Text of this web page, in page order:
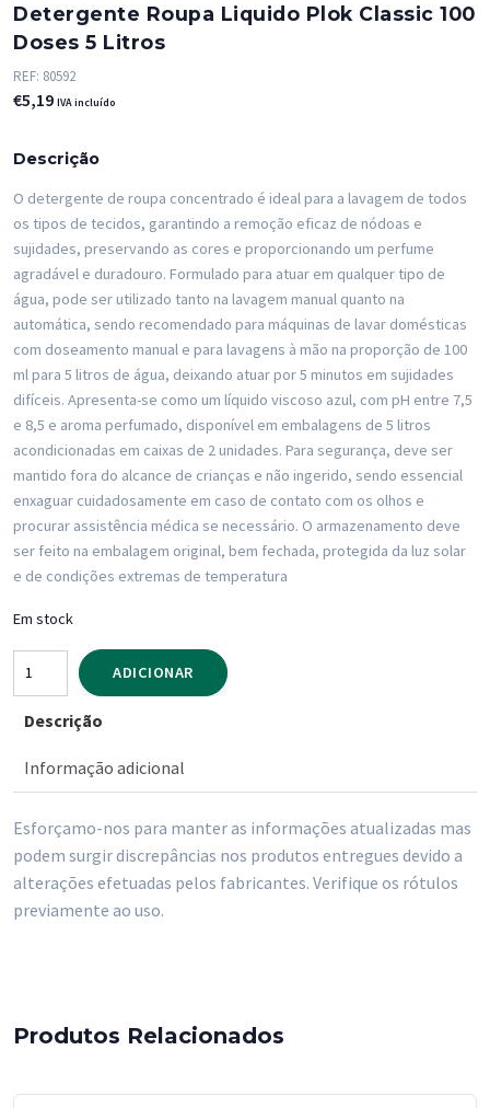
Detergente Roupa Liquido Plok Classic 100
Doses 5 Litros
REF: 80592
€5,19 IVA incluído
Descrição
O detergente de roupa concentrado é ideal para a lavagem de todos
os tipos de tecidos, garantindo a remoção eficaz de nódoas e
sujidades, preservando as cores e proporcionando um perfume
agradável e duradouro. Formulado para atuar em qualquer tipo de
água, pode ser utilizado tanto na lavagem manual quanto na
automática, sendo recomendado para máquinas de lavar domésticas
com doseamento manual e para lavagens à mão na proporção de 100
ml para 5 litros de água, deixando atuar por 5 minutos em sujidades
difíceis. Apresenta-se como um líquido viscoso azul, com pH entre 7,5
e 8,5 e aroma perfumado, disponível em embalagens de 5 litros
acondicionadas em caixas de 2 unidades. Para segurança, deve ser
mantido fora do alcance de crianças e não ingerido, sendo essencial
enxaguar cuidadosamente em caso de contato com os olhos e
procurar assistência médica se necessário. O armazenamento deve
ser feito na embalagem original, bem fechada, protegida da luz solar
e de condições extremas de temperatura
Em stock
Quantidade
de
Detergente
Classic
100
Doses
ADICIONAR
Descrição
Informação adicional
Esforçamo-nos para manter as informações atualizadas mas
podem surgir discrepâncias nos produtos entregues devido a
alterações efetuadas pelos fabricantes. Verifique os rótulos
previamente ao uso.
Produtos Relacionados